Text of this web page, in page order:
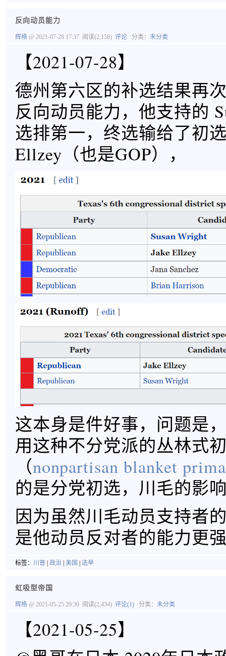
反向动员能力
辉格 @ 2021-07-28 17:37 阅读(2,158) 评论 分类： 未分类
【2021-07-28】
德州第六区的补选结果再
反向动员能力，他支持的
选排第一，终选输给了初
Ellzey（也是GOP），
这本身是件好事，问题是
用这种不分党派的丛林式
（nonpartisan blanket
的是分党初选，川毛的影
因为虽然川毛动员支持者
是他动员反对者的能力更
标签： 川普 政治 美国 选举
虹吸型帝国
辉格 @ 2021-05-25 20:30 阅读(2,434) 评论(1) 分类： 未分类
【2021-05-25】